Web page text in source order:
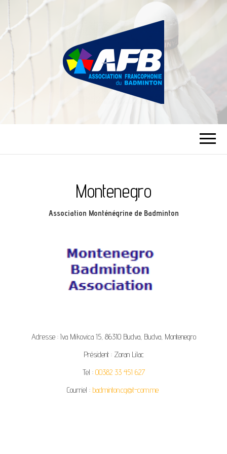
ASSOCIATION
FRANCOPHONIE
DU BADMINTON
Montenegro
Association Monténégrine de Badminton
Adresse : Iva Mikovica 15, 86310 Budva, Budva, Montenegro
Président : Zoran Lilac
Tel : 00382 33 451 627
Courriel : badminton.cg@t-com.me